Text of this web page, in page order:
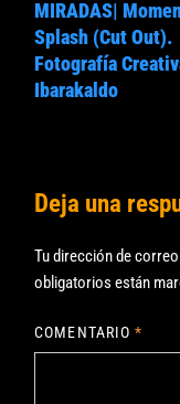
MIRADAS|
Splash (Cut Out).
Fotografía
Ibarakaldo
Deja una
Tu dirección de
obligatorios están
COMENTARIO*